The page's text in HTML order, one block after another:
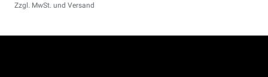
Zzgl. MwSt. und Versand